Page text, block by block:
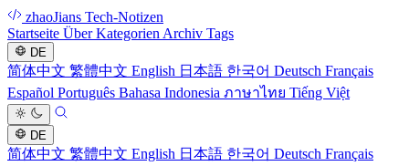
zhaoJians Tech-Notizen
Startseite ÜberKategorien Archiv Tags
DE
简体中文 繁體中文 English 日本語 한국어 Deutsch Français
Español Português Bahasa Indonesia ภาษาไทย Tiếng Việt
DE
简体中文 繁體中文 English 日本語 한국어 Deutsch Français